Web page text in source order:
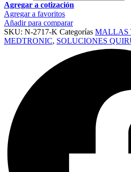
Agregar a cotización
Agregar a favoritos
Añadir para comparar
SKU: N-2717-K Categorías MALLAS
MEDTRONIC, SOLUCIONES